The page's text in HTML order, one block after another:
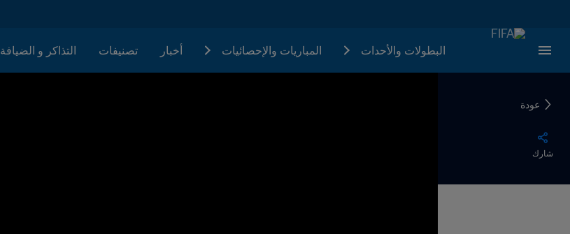
البطولات والأحدات المباريات والإحصائيات أخبار تصنيفات التذاكر و الضيافة
عودة
شارك